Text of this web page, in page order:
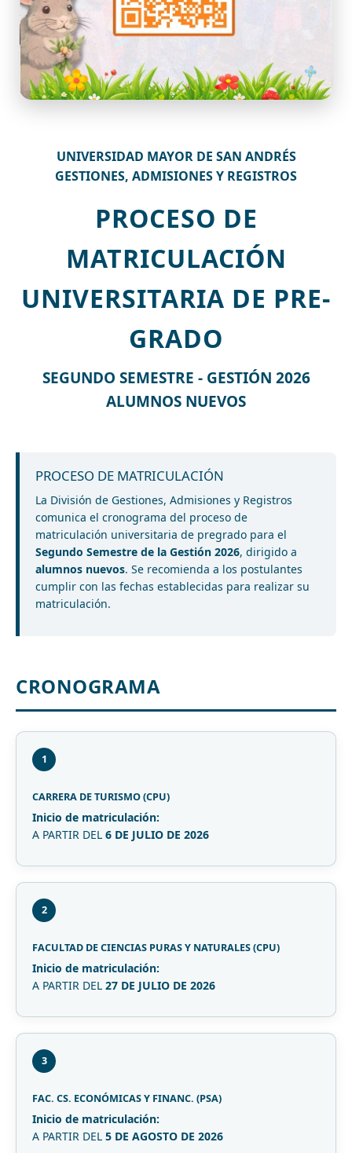
UNIVERSIDAD MAYOR DE SAN ANDRÉS
GESTIONES, ADMISIONES Y REGISTROS
PROCESO DE
MATRICULACIÓN
UNIVERSITARIA DE PRE-
GRADO
SEGUNDO SEMESTRE - GESTIÓN 2026
ALUMNOS NUEVOS
PROCESO DE MATRICULACIÓN
La División de Gestiones, Admisiones y Registros
comunica el cronograma del proceso de
matriculación universitaria de pregrado para el
Segundo Semestre de la Gestión 2026, dirigido a
alumnos nuevos. Se recomienda a los postulantes
cumplir con las fechas establecidas para realizar su
matriculación.
CRONOGRAMA
1
CARRERA DE TURISMO (CPU)
Inicio de matriculación:
A PARTIR DEL 6 DE JULIO DE 2026
2
FACULTAD DE CIENCIAS PURAS Y NATURALES (CPU)
Inicio de matriculación:
A PARTIR DEL 27 DE JULIO DE 2026
3
FAC. CS. ECONÓMICAS Y FINANC. (PSA)
Inicio de matriculación:
A PARTIR DEL 5 DE AGOSTO DE 2026